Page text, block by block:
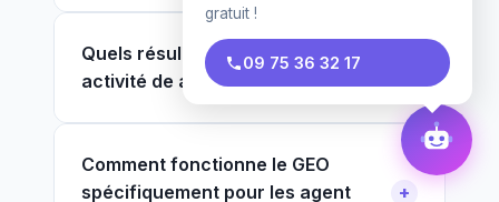
Quels résultats attendre pour mon
activité de agent d'assurance ?
Comment fonctionne le GEO
spécifiquement pour les agent
gratuit !
09 75 36 32 17